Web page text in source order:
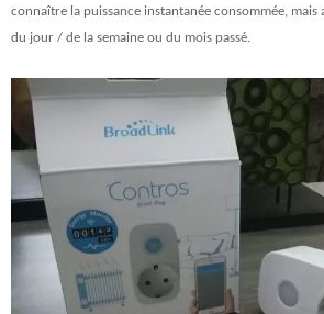
connaître la puissance instantanée consommée, mais
du jour / de la semaine ou du mois passé.